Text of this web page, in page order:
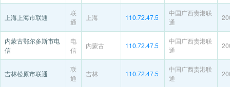
上海上海市联通
联
通
上海 110.72.47.5
中国广西贵港联
通
内蒙古鄂尔多斯市电
信
电
信
内蒙古 110.72.47.5
中国广西贵港联
通
吉林松原市联通
联
通
吉林 110.72.47.5
中国广西贵港联
通